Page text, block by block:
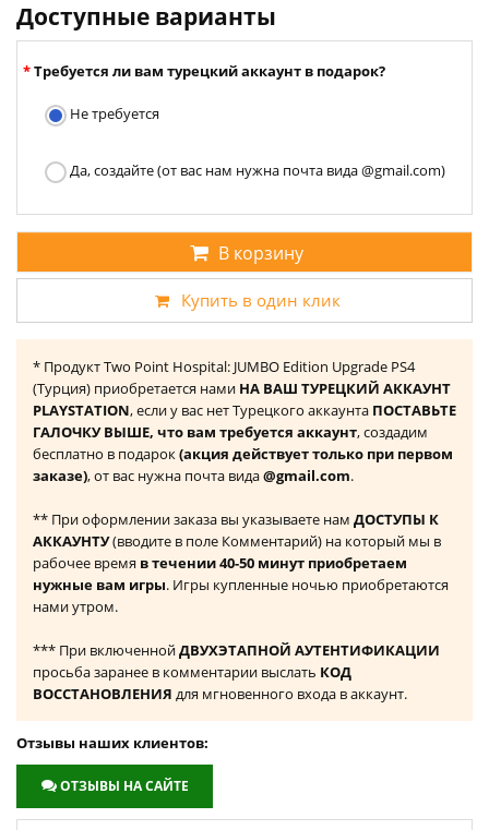
Доступные варианты
Требуется ли вам турецкий аккаунт в подарок?
Не требуется
Да, создайте (от вас нам нужна почта вида @gmail.com)
В корзину
Купить в один клик
* Продукт Two Point Hospital: JUMBO Edition Upgrade PS4
(Турция) приобретается нами НА ВАШ ТУРЕЦКИЙ АККАУНТ
PLAYSTATION, если у вас нет Турецкого аккаунта ПОСТАВЬТЕ
ГАЛОЧКУ ВЫШЕ, что вам требуется аккаунт, создадим
бесплатно в подарок(акция действует только при первом
заказе), от вас нужна почта вида@gmail.com.
** При оформлении заказа вы указываете нам ДОСТУПЫ К
АККАУНТУ(вводите в поле Комментарий) на который мы в
рабочее время в течении 40-50 минут приобретаем
нужные вам игры. Игры купленные ночью приобретаются
нами утром.
*** При включеннойДВУХЭТАПНОЙ АУТЕНТИФИКАЦИИ
просьба заранее в комментарии выслать КОД
ВОССТАНОВЛЕНИЯ для мгновенного входа в аккаунт.
Отзывы наших клиентов:
ОТЗЫВЫ НА САЙТЕ